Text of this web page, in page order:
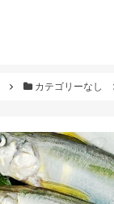
カテゴリーなし